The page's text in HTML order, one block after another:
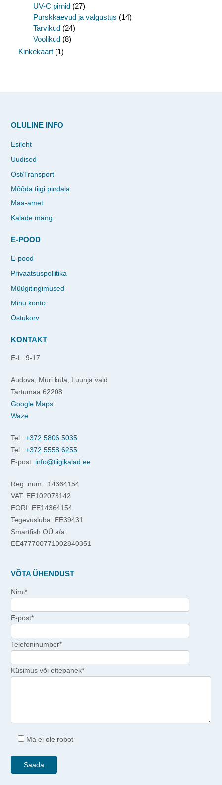
UV-C pirnid (27)
Purskkaevud ja valgustus (14)
Tarvikud (24)
Voolikud (8)
Kinkekaart (1)
OLULINE INFO
Esileht
Uudised
Ost/Transport
Mõõda tiigi pindala
Maa-amet
Kalade mäng
E-POOD
E-pood
Privaatsuspoliitika
Müügitingimused
Minu konto
Ostukorv
KONTAKT
E-L: 9-17
Audova, Muri küla, Luunja vald
Tartumaa 62208
Google Maps
Waze
Tel.: +372 5806 5035
Tel.: +372 5558 6255
E-post: info@tiigikalad.ee
Reg. num.: 14364154
VAT: EE102073142
EORI: EE14364154
Tegevusluba: EE39431
Smartfish OÜ a/a:
EE477700771002840351
VÕTA ÜHENDUST
Nimi*
E-post*
Telefoninumber*
Küsimus või ettepanek*
Ma ei ole robot